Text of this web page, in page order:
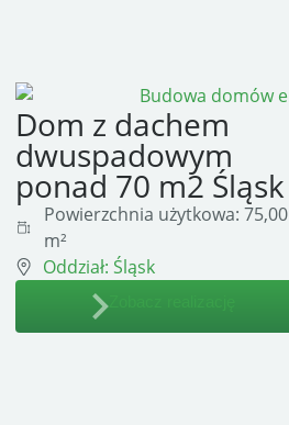
Dom z dachem
dwuspadowym
ponad 70 m2 Śląsk
Powierzchnia użytkowa: 75,00
m²
Oddział: Śląsk